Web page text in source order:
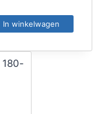
In winkelwagen